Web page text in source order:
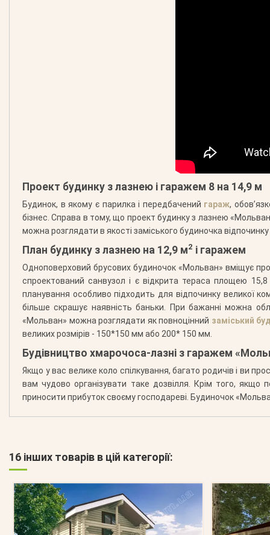
Проект будинку з лазнею і гаражем 8 на 14,9 м
Будинок, в якому є парилка і передбачений гараж,
бізнес. Справа в тому, що проект будинку з лазнею
можна розглядати в якості заміського будиночка
План будинку з лазнею на 12,9 м2 і гаражем
Одноповерховий брусових будиночок «Мольван» вміщує
спроектований санвузол і є відкрита тераса площею
планування особливо підходить для відпочинку великої
більше скрашує наявність баньки. При бажанні можна
«Мольван» можна розглядати як повноцінний заміський
великих розмірів - 150*150 мм або 200* 150 мм.
Будівництво хмарочоса-лазні з гаражем
Якщо у вас велике коло спілкування, багато родичів і ви
вам чудово організувати таке дозвілля. Крім того, якщо
приносити прибуток своєму господареві. Будиночок
16 інших товарів в цій категорії: